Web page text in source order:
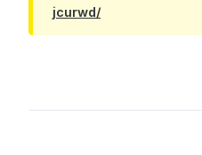
jcurwd/